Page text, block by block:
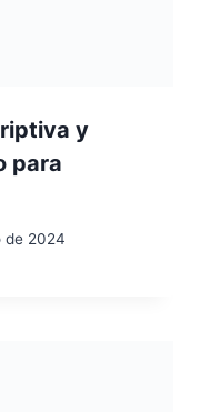
y
para
de 2024